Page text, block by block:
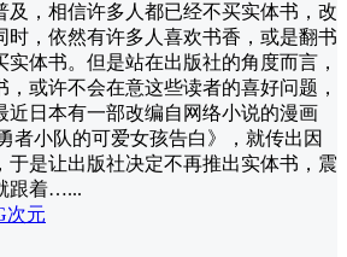
及，相信许多人都已经不买实体书，改
时，依然有许多人喜欢书香，或是翻书
体书。但是站在出版社的角度而言，
或许不会在意这些读者的喜好问题，
近日本有一部改编自网络小说的漫画
者小队的可爱女孩告白》，就传出因
于是让出版社决定不再推出实体书，震
跟着…...
次元